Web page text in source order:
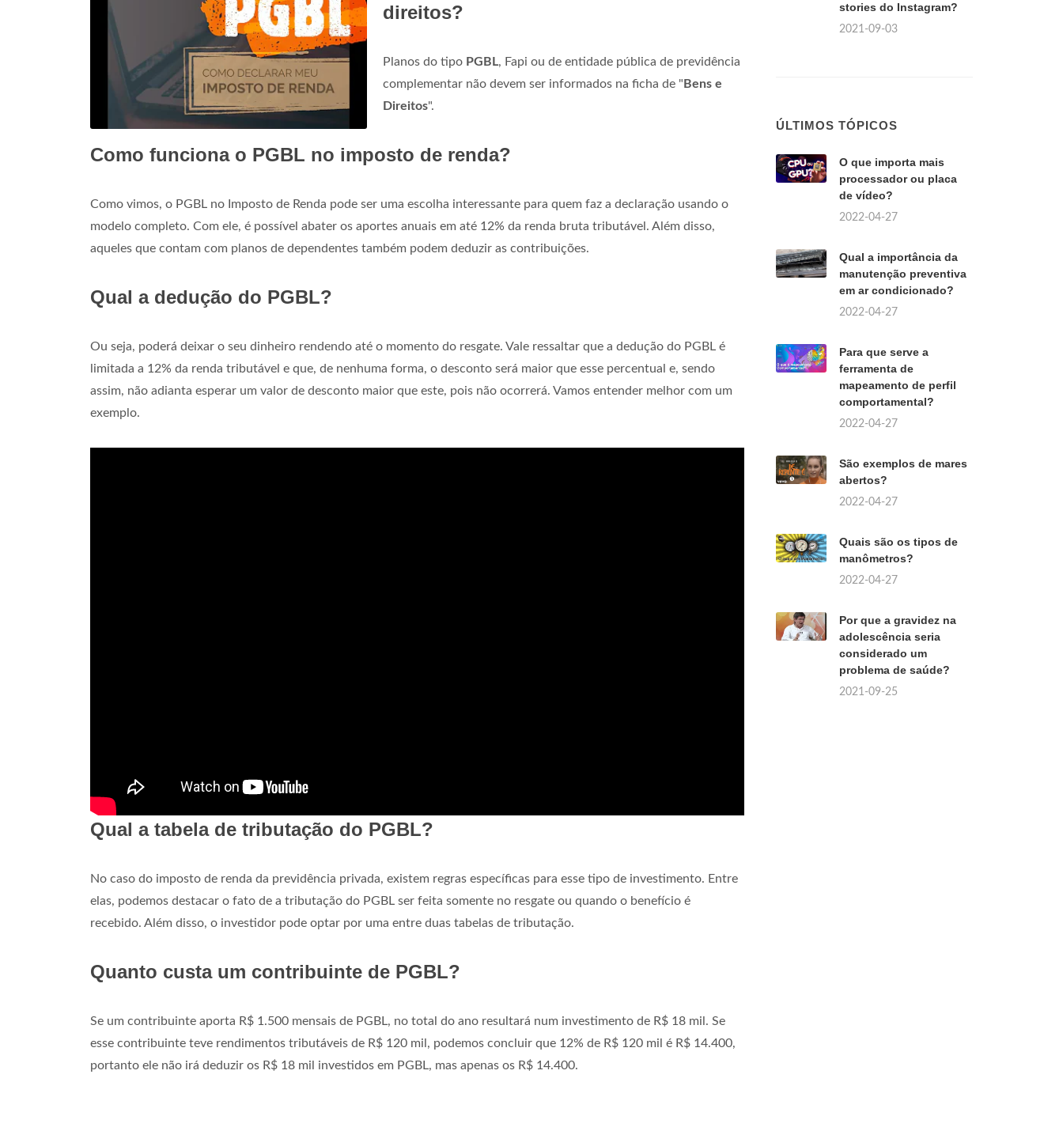
direitos?
Planos do tipo PGBL, Fapi ou de entidade pública de previdência
complementar não devem ser informados na ficha de " Bens e
Direitos".
Como funciona o PGBL no imposto de renda?
Como vimos, o PGBL no Imposto de Renda pode ser uma escolha interessante para quem faz a declaração usando o
modelo completo. Com ele, é possível abater os aportes anuais em até 12% da renda bruta tributável. Além disso,
aqueles que contam com planos de dependentes também podem deduzir as contribuições.
Qual a dedução do PGBL?
Ou seja, poderá deixar o seu dinheiro rendendo até o momento do resgate. Vale ressaltar que a dedução do PGBL é
limitada a 12% da renda tributável e que, de nenhuma forma, o desconto será maior que esse percentual e, sendo
assim, não adianta esperar um valor de desconto maior que este, pois não ocorrerá. Vamos entender melhor com um
exemplo.
Qual a tabela de tributação do PGBL?
No caso do imposto de renda da previdência privada, existem regras específicas para esse tipo de investimento. Entre
elas, podemos destacar o fato de a tributação do PGBL ser feita somente no resgate ou quando o benefício é
recebido. Além disso, o investidor pode optar por uma entre duas tabelas de tributação.
Quanto custa um contribuinte de PGBL?
Se um contribuinte aporta R$ 1.500 mensais de PGBL, no total do ano resultará num investimento de R$ 18 mil. Se
esse contribuinte teve rendimentos tributáveis de R$ 120 mil, podemos concluir que 12% de R$ 120 mil é R$ 14.400,
portanto ele não irá deduzir os R$ 18 mil investidos em PGBL, mas apenas os R$ 14.400.
stories do Instagram?
2021-09-03
ÚLTIMOS TÓPICOS
O que importa mais
processador ou placa
de vídeo?
2022-04-27
Qual a importância da
manutenção preventiva
em ar condicionado?
2022-04-27
Para que serve a
ferramenta de
mapeamento de perfil
comportamental?
2022-04-27
São exemplos de mares
abertos?
2022-04-27
Quais são os tipos de
manômetros?
2022-04-27
Por que a gravidez na
adolescência seria
considerado um
problema de saúde?
2021-09-25